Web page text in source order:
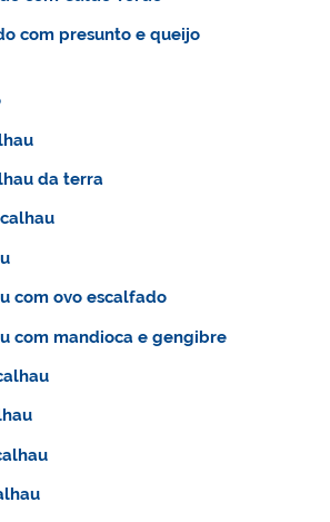
com presunto e queijo
da terra
com ovo escalfado
com mandioca e gengibre